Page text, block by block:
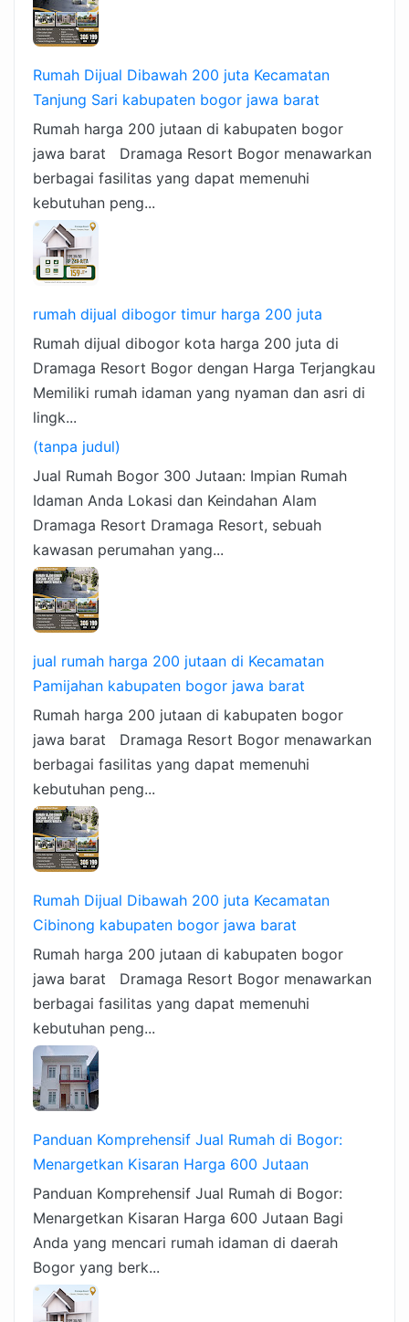
Rumah Dijual Dibawah 200 juta Kecamatan
Tanjung Sari kabupaten bogor jawa barat
Rumah harga 200 jutaan di kabupaten bogor
jawa barat Dramaga Resort Bogor menawarkan
berbagai fasilitas yang dapat memenuhi
kebutuhan peng...
rumah dijual dibogor timur harga 200 juta
Rumah dijual dibogor kota harga 200 juta di
Dramaga Resort Bogor dengan Harga Terjangkau
Memiliki rumah idaman yang nyaman dan asri di
lingk...
(tanpa judul)
Jual Rumah Bogor 300 Jutaan: Impian Rumah
Idaman Anda Lokasi dan Keindahan Alam
Dramaga Resort Dramaga Resort, sebuah
kawasan perumahan yang...
jual rumah harga 200 jutaan di Kecamatan
Pamijahan kabupaten bogor jawa barat
Rumah harga 200 jutaan di kabupaten bogor
jawa barat Dramaga Resort Bogor menawarkan
berbagai fasilitas yang dapat memenuhi
kebutuhan peng...
Rumah Dijual Dibawah 200 juta Kecamatan
Cibinong kabupaten bogor jawa barat
Rumah harga 200 jutaan di kabupaten bogor
jawa barat Dramaga Resort Bogor menawarkan
berbagai fasilitas yang dapat memenuhi
kebutuhan peng...
Panduan Komprehensif Jual Rumah di Bogor:
Menargetkan Kisaran Harga 600 Jutaan
Panduan Komprehensif Jual Rumah di Bogor:
Menargetkan Kisaran Harga 600 Jutaan Bagi
Anda yang mencari rumah idaman di daerah
Bogor yang berk...